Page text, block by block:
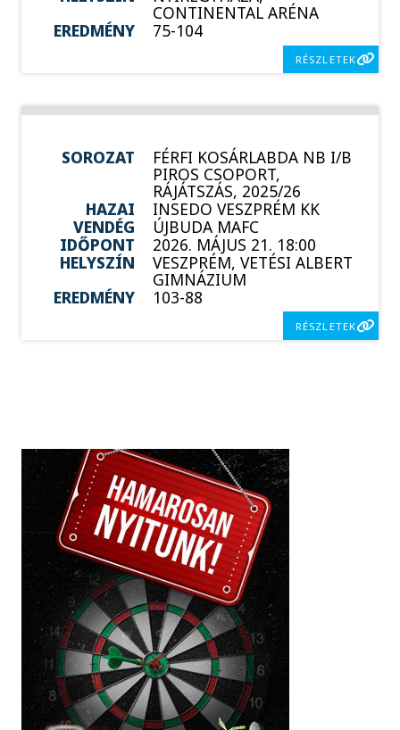
CONTINENTAL ARÉNA
EREDMÉNY
75-104
RÉSZLETEK
SOROZAT FÉRFI KOSÁRLABDA NB I/B
PIROS CSOPORT,
RÁJÁTSZÁS, 2025/26
HAZAI
INSEDO VESZPRÉM KK
VENDÉG
ÚJBUDA MAFC
IDŐPONT
2026. MÁJUS 21. 18:00
HELYSZÍN
VESZPRÉM, VETÉSI ALBERT
GIMNÁZIUM
EREDMÉNY
103-88
RÉSZLETEK